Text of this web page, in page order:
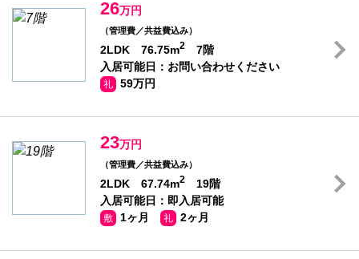
26万円
（管理費／共益費込み）
2LDK 76.75m2
7階
入居可能日：お問い合わせください
礼 59万円
23万円
（管理費／共益費込み）
2LDK 67.74m2
19階
入居可能日：即入居可能
敷 1ヶ月 礼 2ヶ月